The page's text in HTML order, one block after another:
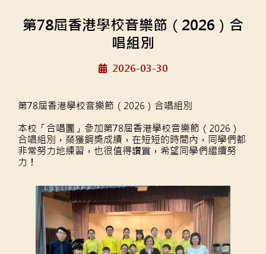
第78屆香港學校音樂節（2026）合
唱組別
2026-03-30
第78屆香港學校音樂節（2026）合唱組別
本校「合唱團」參加第78屆香港學校音樂節（2026）
合唱組別，榮獲銅奬成績，在短短的時間內， 同學們都
非常努力地練習，也很值得讚賞，希望同學們繼續努
力！